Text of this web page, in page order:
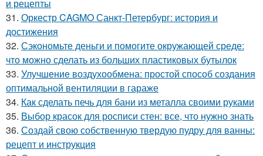
и рецепты
31. Оркестр CAGMO Санкт-Петербург: история и
достижения
32. Сэкономьте деньги и помогите окружающей среде:
что можно сделать из больших пластиковых бутылок
33. Улучшение воздухообмена: простой способ создания
оптимальной вентиляции в гараже
34. Как сделать печь для бани из металла своими руками
35. Выбор красок для росписи стен: все, что нужно знать
36. Создай свою собственную твердую пудру для ванны:
рецепт и инструкция